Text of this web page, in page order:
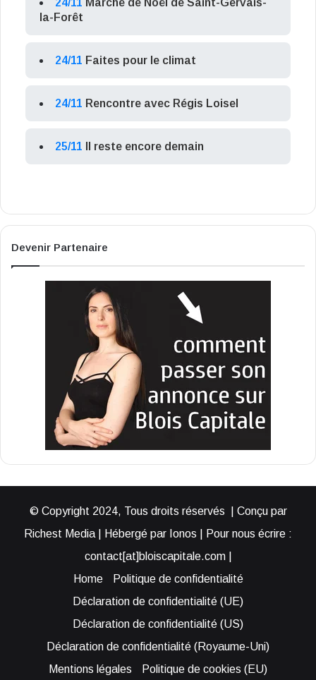
24/11 Marché de Noël de Saint-Gervais-
la-Forêt
24/11 Faites pour le climat
24/11 Rencontre avec Régis Loisel
25/11 Il reste encore demain
Devenir Partenaire
© Copyright 2024, Tous droits réservés | Conçu par
Richest Media | Hébergé par Ionos | Pour nous écrire :
contact[at]bloiscapitale.com |
Home
Politique de confidentialité
Déclaration de confidentialité (UE)
Déclaration de confidentialité (US)
Déclaration de confidentialité (Royaume-Uni)
Mentions légales
Politique de cookies (EU)